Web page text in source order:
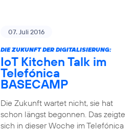
07. Juli 2016
DIE ZUKUNFT DER DIGITALISIERUNG:
IoT Kitchen Talk im
Telefónica
BASECAMP
Die Zukunft wartet nicht, sie hat
schon längst begonnen. Das zeigte
sich in dieser Woche im Telefónica